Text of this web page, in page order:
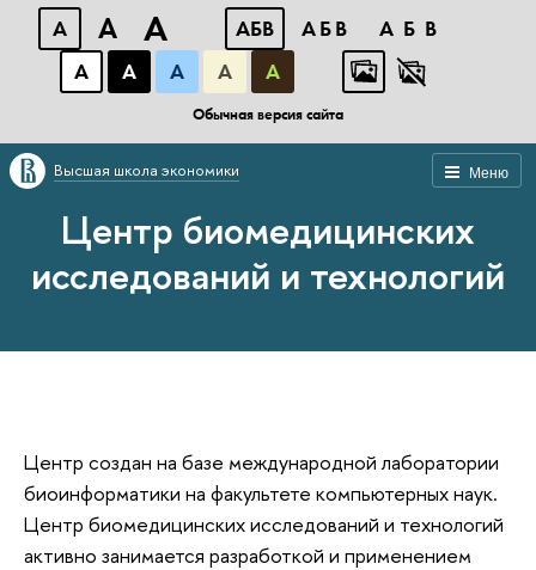
A A A АБВ АБВ
АБВ
А
А А А А
Обычная версия сайта
Меню
Высшая школа экономики
Центр биомедицинских
исследований и технологий
Центр создан на базе международной лаборатории
биоинформатики на факультете компьютерных наук.
Центр биомедицинских исследований и технологий
активно занимается разработкой и применением